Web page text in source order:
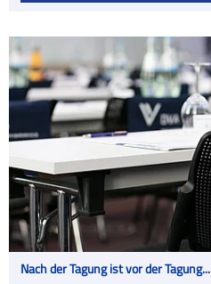
Nach der Tagung ist vor der Tagung...